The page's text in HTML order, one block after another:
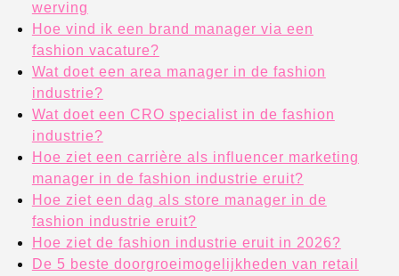
werving
Hoe vind ik een brand manager via een
fashion vacature?
Wat doet een area manager in de fashion
industrie?
Wat doet een CRO specialist in de fashion
industrie?
Hoe ziet een carrière als influencer marketing
manager in de fashion industrie eruit?
Hoe ziet een dag als store manager in de
fashion industrie eruit?
Hoe ziet de fashion industrie eruit in 2026?
De 5 beste doorgroeimogelijkheden van retail